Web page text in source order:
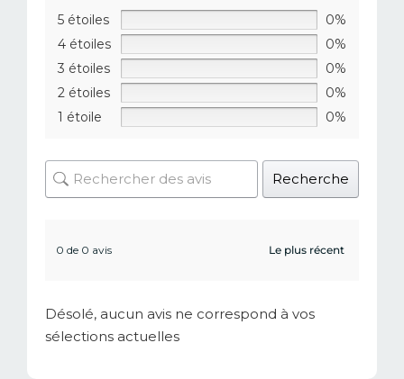
5 étoiles
0%
4 étoiles
0%
3 étoiles
0%
2 étoiles
0%
1 étoile
0%
Recherche
0 de 0 avis
Désolé, aucun avis ne correspond à vos
sélections actuelles